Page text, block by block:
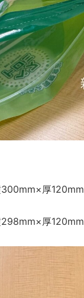
厚120mm
厚120mm